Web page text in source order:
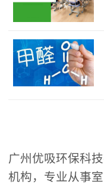
广州优吸环保科
机构，专业从事